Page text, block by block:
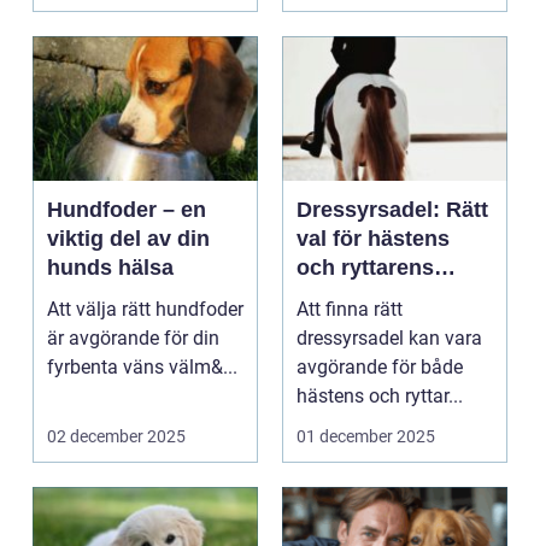
Hundfoder – en
viktig del av din
hunds hälsa
Att välja rätt hundfoder
är avgörande för din
fyrbenta väns välm&...
02 december 2025
Dressyrsadel: Rätt
val för hästens
och ryttarens
perfekta balans
Att finna rätt
dressyrsadel kan vara
avgörande för både
hästens och ryttar...
01 december 2025